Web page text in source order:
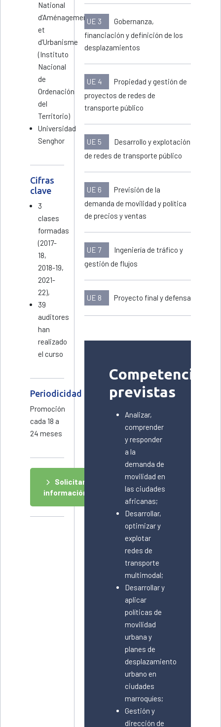
National
d’Aménagement
et
d’Urbanisme
(Instituto
Nacional
de
Ordenación
del
Territorio)
Universidad
Senghor
Cifras
clave
3
clases
formadas
(2017-
18,
2018-19,
2021-
22),
39
auditores
han
realizado
el curso
Periodicidad
Promoción
cada 18 a
24 meses
Solicitar
información
UE 3
Gobernanza,
financiación y definición de los
desplazamientos
UE 4
Propiedad y gestión de
proyectos de redes de
transporte público
UE 5
Desarrollo y explotación
de redes de transporte público
UE 6
Previsión de la
demanda de movilidad y política
de precios y ventas
UE 7
Ingeniería de tráfico y
gestión de flujos
UE 8 Proyecto final y defensa
Competencias
previstas
Analizar,
comprender
y responder
a la
demanda de
movilidad en
las ciudades
africanas;
Desarrollar,
optimizar y
explotar
redes de
transporte
multimodal;
Desarrollar y
aplicar
políticas de
movilidad
urbana y
planes de
desplazamiento
urbano en
ciudades
marroquíes;
Gestión y
dirección de